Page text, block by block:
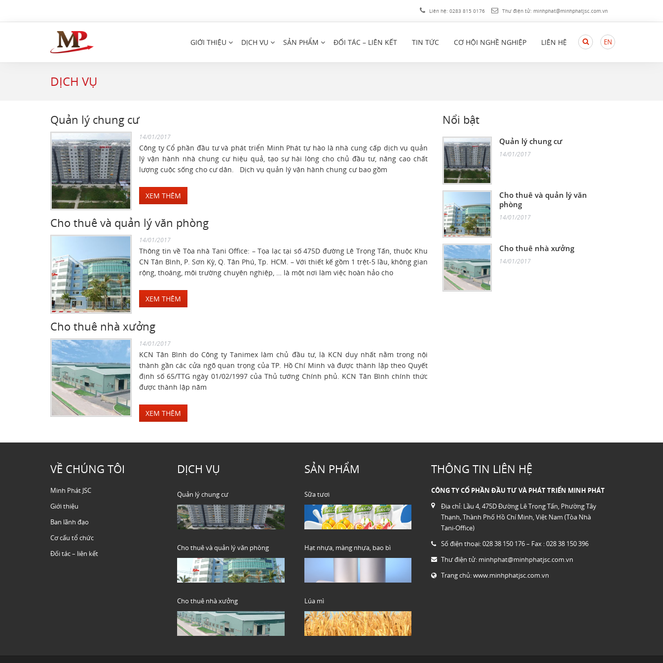
Liên hệ: 0283 815 0176 Thư điện tử: minhphat@minhphatjsc.com.vn
EN
Search
here...
GIỚI THIỆU DỊCH VỤ SẢN PHẨM ĐỐI TÁC – LIÊN KẾT TIN TỨC CƠ HỘI NGHỀ NGHIỆP LIÊN HỆ
DỊCH VỤ
Quản lý chung cư
14/01/2017
Công ty Cổ phần đầu tư và phát triển Minh Phát tự hào là nhà cung cấp dịch vụ quản
lý vận hành nhà chung cư hiệu quả, tạo sự hài lòng cho chủ đầu tư, nâng cao chất
lượng cuộc sống cho cư dân. Dịch vụ quản lý vận hành chung cư bao gồm
XEM THÊM
Cho thuê và quản lý văn phòng
14/01/2017
Thông tin về Tòa nhà Tani Office: – Tọa lạc tại số 475D đường Lê Trọng Tấn, thuộc Khu
CN Tân Bình, P. Sơn Kỳ, Q. Tân Phú, Tp. HCM. – Với thiết kế gồm 1 trệt-5 lầu, không gian
rộng, thoáng, môi trường chuyên nghiệp, … là một nơi làm việc hoàn hảo cho
XEM THÊM
Cho thuê nhà xưởng
14/01/2017
KCN Tân Bình do Công ty Tanimex làm chủ đầu tư, là KCN duy nhất nằm trong nội
thành gần các cửa ngõ quan trọng của TP. Hồ Chí Minh và được thành lập theo Quyết
định số 65/TTG ngày 01/02/1997 của Thủ tướng Chính phủ. KCN Tân Bình chính thức
được thành lập năm
XEM THÊM
Nổi bật
Quản lý chung cư
14/01/2017
Cho thuê và quản lý văn
phòng
14/01/2017
Cho thuê nhà xưởng
14/01/2017
VỀ CHÚNG TÔI
Minh Phát JSC
Giới thiệu
Ban lãnh đạo
Cơ cấu tổ chức
Đối tác – liên kết
DỊCH VỤ
Quản lý chung cư
Cho thuê và quản lý văn phòng
Cho thuê nhà xưởng
SẢN PHẨM
Sữa tươi
Hạt nhựa, màng nhựa, bao bì
Lúa mì
THÔNG TIN LIÊN HỆ
CÔNG TY CỔ PHẦN ĐẦU TƯ VÀ PHÁT TRIỂN MINH PHÁT
Địa chỉ: Lầu 4, 475D Đường Lê Trọng Tấn, Phường Tây
Thạnh, Thành Phố Hồ Chí Minh, Việt Nam (Tòa Nhà
Tani-Office)
Số điện thoại: 028 38 150 176 – Fax : 028 38 150 396
Thư điện tử: minhphat@minhphatjsc.com.vn
Trang chủ:www.minhphatjsc.com.vn